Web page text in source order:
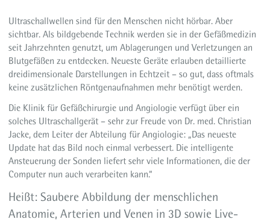
Sprechstunden
Aktuelles
Ultraschallwellen sind für den Menschen nicht hörbar. Aber
sichtbar. Als bildgebende Technik werden sie in der Gefäßmedizin
seit Jahrzehnten genutzt, um Ablagerungen und Verletzungen an
Blutgefäßen zu entdecken. Neueste Geräte erlauben detaillierte
dreidimensionale Darstellungen in Echtzeit – so gut, dass oftmals
keine zusätzlichen Röntgenaufnahmen mehr benötigt werden.
Die Klinik für Gefäßchirurgie und Angiologie verfügt über ein
solches Ultraschallgerät – sehr zur Freude von Dr. med. Christian
Jacke, dem Leiter der Abteilung für Angiologie: „Das neueste
Update hat das Bild noch einmal verbessert. Die intelligente
Ansteuerung der Sonden liefert sehr viele Informationen, die der
Computer nun auch verarbeiten kann.“
Heißt: Saubere Abbildung der menschlichen
Anatomie, Arterien und Venen in 3D sowie Live-